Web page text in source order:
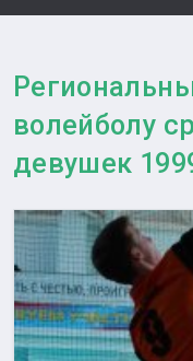
волейболу
девушек